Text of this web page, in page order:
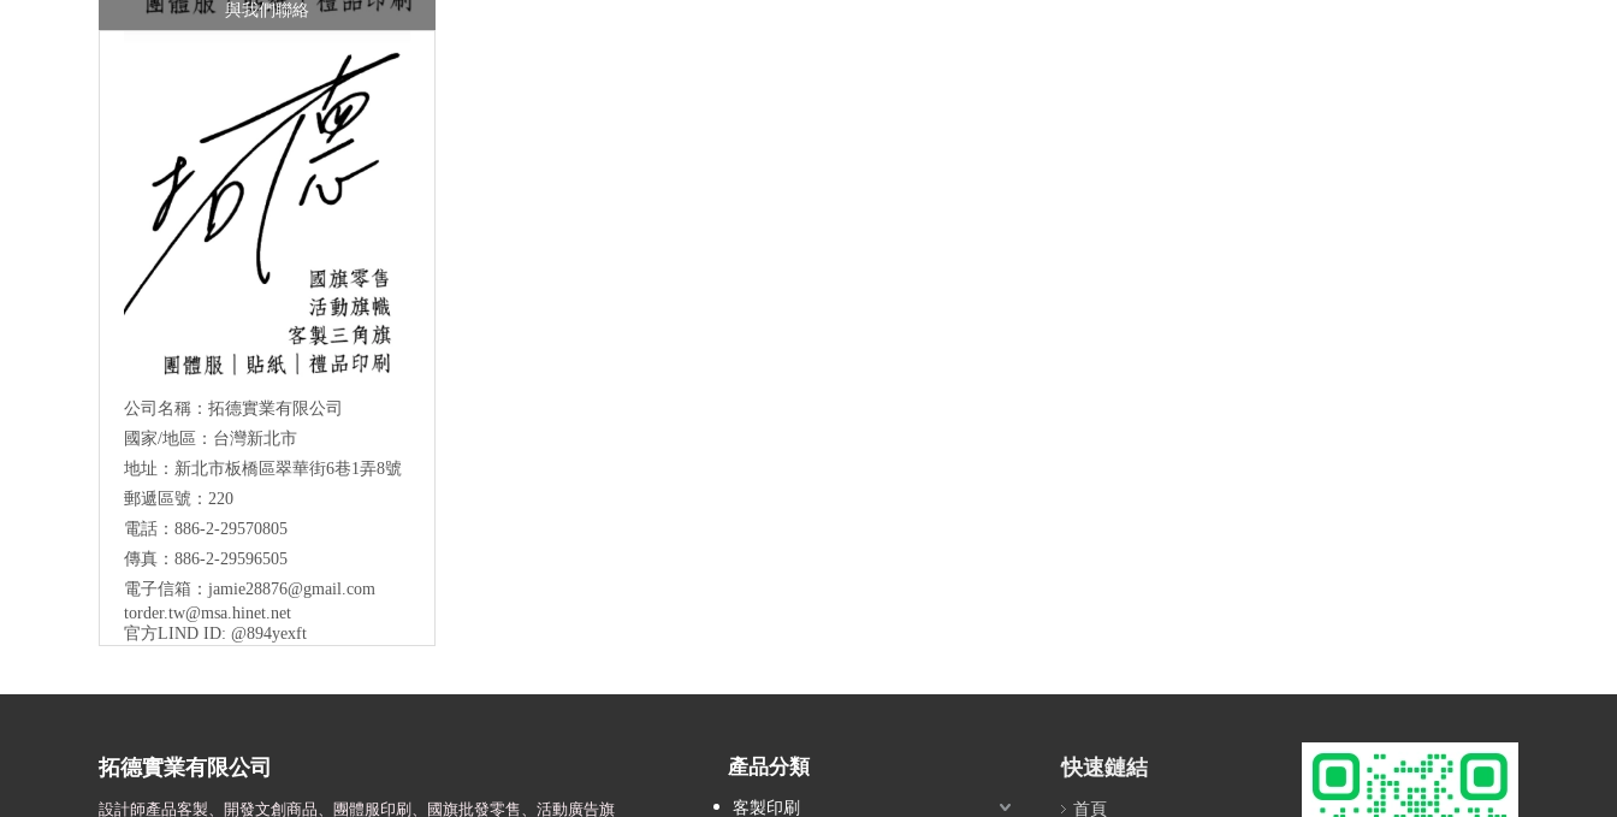
與我們聯絡
公司名稱：拓德實業有限公司
國家/地區：台灣新北市
地址：新北市板橋區翠華街6巷1弄8號
郵遞區號：220
電話：886-2-29570805
傳真：886-2-29596505
電子信箱： jamie28876@gmail.com
torder.tw@msa.hinet.net
官方LIND ID: @894yexft
拓德實業有限公司
設計師產品客製、開發文創商品、團體服印刷、 國旗批發零售、活動廣告旗
產品分類
客製印刷
快速鏈結
首頁